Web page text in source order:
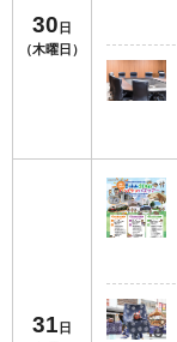
30 日
（木曜日）
31 日